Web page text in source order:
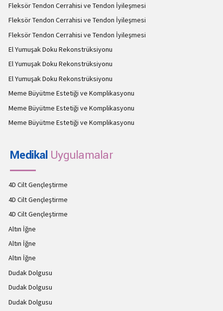
Fleksör Tendon Cerrahisi ve Tendon İyileşmesi
Fleksör Tendon Cerrahisi ve Tendon İyileşmesi
Fleksör Tendon Cerrahisi ve Tendon İyileşmesi
El Yumuşak Doku Rekonstrüksiyonu
El Yumuşak Doku Rekonstrüksiyonu
El Yumuşak Doku Rekonstrüksiyonu
Meme Büyütme Estetiği ve Komplikasyonu
Meme Büyütme Estetiği ve Komplikasyonu
Meme Büyütme Estetiği ve Komplikasyonu
Medikal Uygulamalar
4D Cilt Gençleştirme
4D Cilt Gençleştirme
4D Cilt Gençleştirme
Altın İğne
Altın İğne
Altın İğne
Dudak Dolgusu
Dudak Dolgusu
Dudak Dolgusu